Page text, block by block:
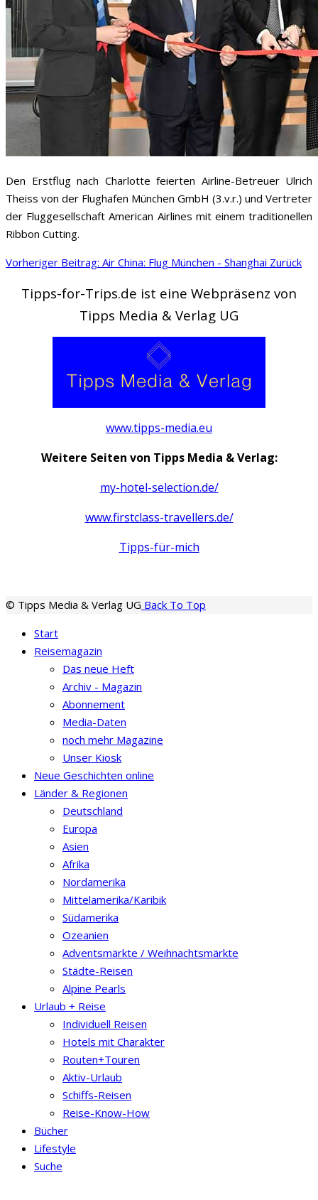
Den Erstflug nach Charlotte feierten Airline-Betreuer Ulrich
Theiss von der Flughafen München GmbH (3.v.r.) und Vertreter
der Fluggesellschaft American Airlines mit einem traditionellen
Ribbon Cutting.
Vorheriger Beitrag: Air China: Flug München - Shanghai Zurück
Tipps-for-Trips.de ist eine Webpräsenz von
Tipps Media & Verlag UG
www.tipps-media.eu
Weitere Seiten von Tipps Media & Verlag:
my-hotel-selection.de/
www.firstclass-travellers.de/
Tipps-für-mich
© Tipps Media & Verlag UG Back To Top
Start
Reisemagazin
Das neue Heft
Archiv - Magazin
Abonnement
Media-Daten
noch mehr Magazine
Unser Kiosk
Neue Geschichten online
Länder & Regionen
Deutschland
Europa
Asien
Afrika
Nordamerika
Mittelamerika/Karibik
Südamerika
Ozeanien
Adventsmärkte / Weihnachtsmärkte
Städte-Reisen
Alpine Pearls
Urlaub + Reise
Individuell Reisen
Hotels mit Charakter
Routen+Touren
Aktiv-Urlaub
Schiffs-Reisen
Reise-Know-How
Bücher
Lifestyle
Suche